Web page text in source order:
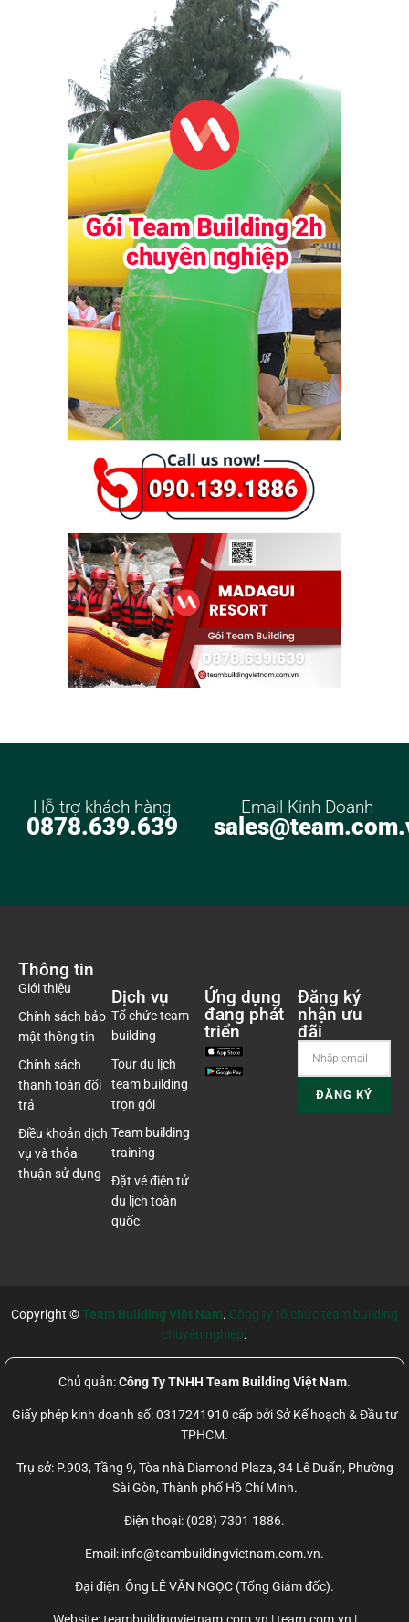
Hỗ trợ khách hàng
0878.639.639
Email Kinh Doanh
Thông tin
Giới thiệu
Chính sách bảo
mật thông tin
Chính sách
thanh toán đổi
trả
Điều khoản dịch
vụ và thỏa
thuận sử dụng
Dịch vụ
Tổ chức team
building
Tour du lịch
team building
trọn gói
Team building
training
Đặt vé điện tử
du lịch toàn
quốc
Ứng dụng
đang phát
triển
Đăng ký
nhận ưu
đãi
Copyright ©Team Building Việt Nam. Công ty tổ chức team building
chuyên nghiệp.
Chủ quản:Công Ty TNHH Team Building Việt Nam.
Giấy phép kinh doanh số: 0317241910 cấp bởi Sở Kế hoạch & Đầu tư
TPHCM.
Trụ sở: P.903, Tầng 9, Tòa nhà Diamond Plaza, 34 Lê Duẩn, Phường
Sài Gòn, Thành phố Hồ Chí Minh.
Điện thoại: (028) 7301 1886.
Email: info@teambuildingvietnam.com.vn.
Đại điện: Ông LÊ VĂN NGỌC (Tổng Giám đốc).
Website:teambuildingvietnam.com.vn | team.com.vn |